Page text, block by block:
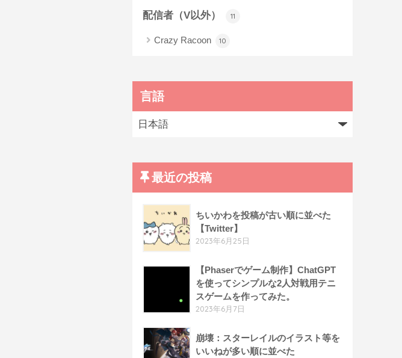
配信者（V以外） 11
Crazy Racoon 10
言語
最近の投稿
ちいかわを投稿が古い順に並べた
【Twitter】
2023年6月25日
【Phaserでゲーム制作】ChatGPT
を使ってシンプルな2人対戦用テニ
スゲームを作ってみた。
2023年6月7日
崩壊：スターレイルのイラスト等を
いいねが多い順に並べた